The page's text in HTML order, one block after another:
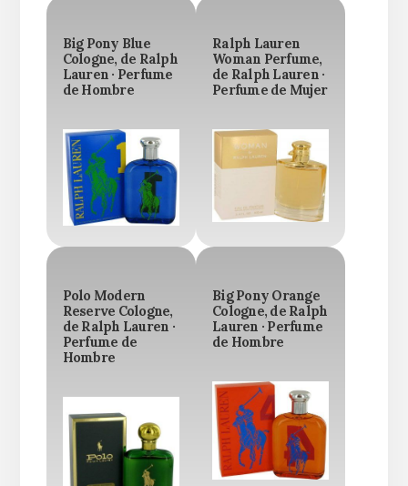
Big Pony Blue
Cologne, de Ralph
Lauren · Perfume
de Hombre
Ralph Lauren
Woman Perfume,
de Ralph Lauren ·
Perfume de Mujer
Polo Modern
Reserve Cologne,
de Ralph Lauren ·
Perfume de
Hombre
Big Pony Orange
Cologne, de Ralph
Lauren · Perfume
de Hombre